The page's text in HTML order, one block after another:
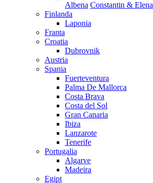
Albena Constantin & Elena
Finlanda
Laponia
Franta
Croatia
Dubrovnik
Austria
Spania
Fuerteventura
Palma De Mallorca
Costa Brava
Costa del Sol
Gran Canaria
Ibiza
Lanzarote
Tenerife
Portugalia
Algarve
Madeira
Egipt